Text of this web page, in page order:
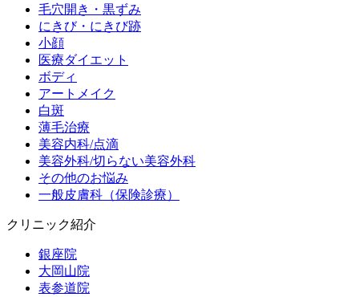
毛穴開き・黒ずみ
にきび・にきび跡
小顔
医療ダイエット
ボディ
アートメイク
白斑
薄毛治療
美容内科/点滴
美容外科/切らない美容外科
その他のお悩み
一般皮膚科（保険診療）
クリニック紹介
銀座院
大岡山院
表参道院